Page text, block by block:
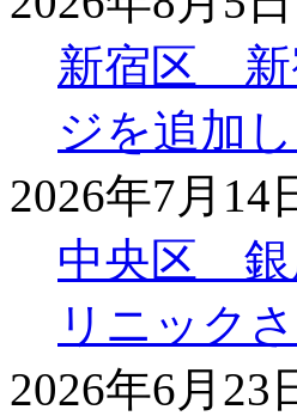
新宿区 新
ジを追加し
2026年7月14
中央区 銀
リニック
2026年6月23